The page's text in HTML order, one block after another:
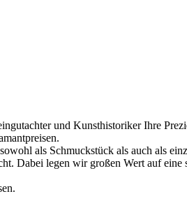
und Kunsthistoriker Ihre
als Schmuckstück als auch als
legen wir großen Wert auf eine